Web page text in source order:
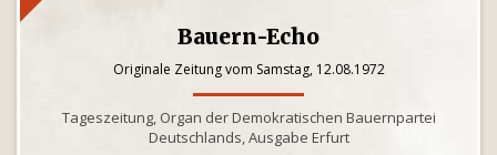
Bauern-Echo
Originale Zeitung vom Samstag, 12.08.1972
Tageszeitung, Organ der Demokratischen Bauernpartei
Deutschlands, Ausgabe Erfurt